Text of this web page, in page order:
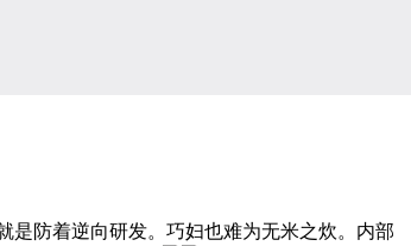
防着逆向研发。巧妇也难为无米之炊。内部